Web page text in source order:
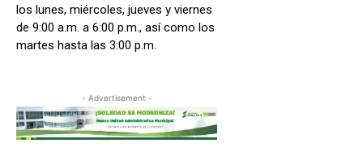
los lunes, miércoles, jueves y viernes
de 9:00 a.m. a 6:00 p.m., así como los
martes hasta las 3:00 p.m.
- Advertisement -